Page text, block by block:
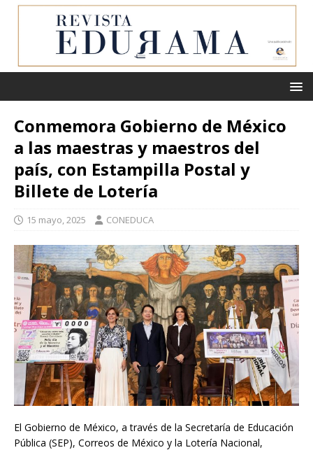
Conmemora Gobierno de México
a las maestras y maestros del
país, con Estampilla Postal y
Billete de Lotería
15 mayo, 2025 CONEDUCA
El Gobierno de México, a través de la Secretaría de Educación
Pública (SEP), Correos de México y la Lotería Nacional,